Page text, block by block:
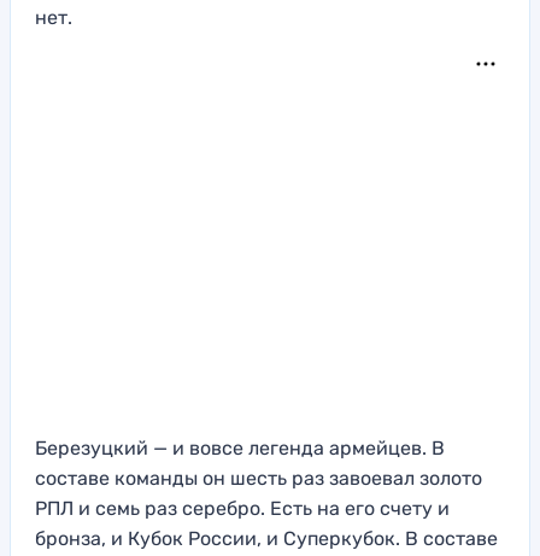
нет.
Березуцкий — и вовсе легенда армейцев. В
составе команды он шесть раз завоевал золото
РПЛ и семь раз серебро. Есть на его счету и
бронза, и Кубок России, и Суперкубок. В составе